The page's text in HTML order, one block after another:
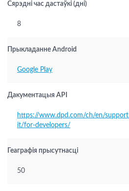
Сярэдні час дастаўкі (дні)
8
Прыкладанне Android
Google Play
Дакументацыя API
https://www.dpd.com/ch/en/
it/for-developers/
Геаграфія прысутнасці
50